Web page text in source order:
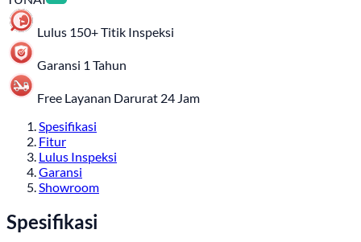
Lulus 150+ Titik Inspeksi
Garansi 1 Tahun
Free Layanan Darurat 24 Jam
Spesifikasi
Fitur
Lulus Inspeksi
Garansi
Showroom
Spesifikasi